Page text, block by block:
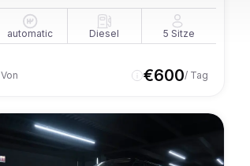
automatic Diesel 5 Sitze
Von €600/ Tag